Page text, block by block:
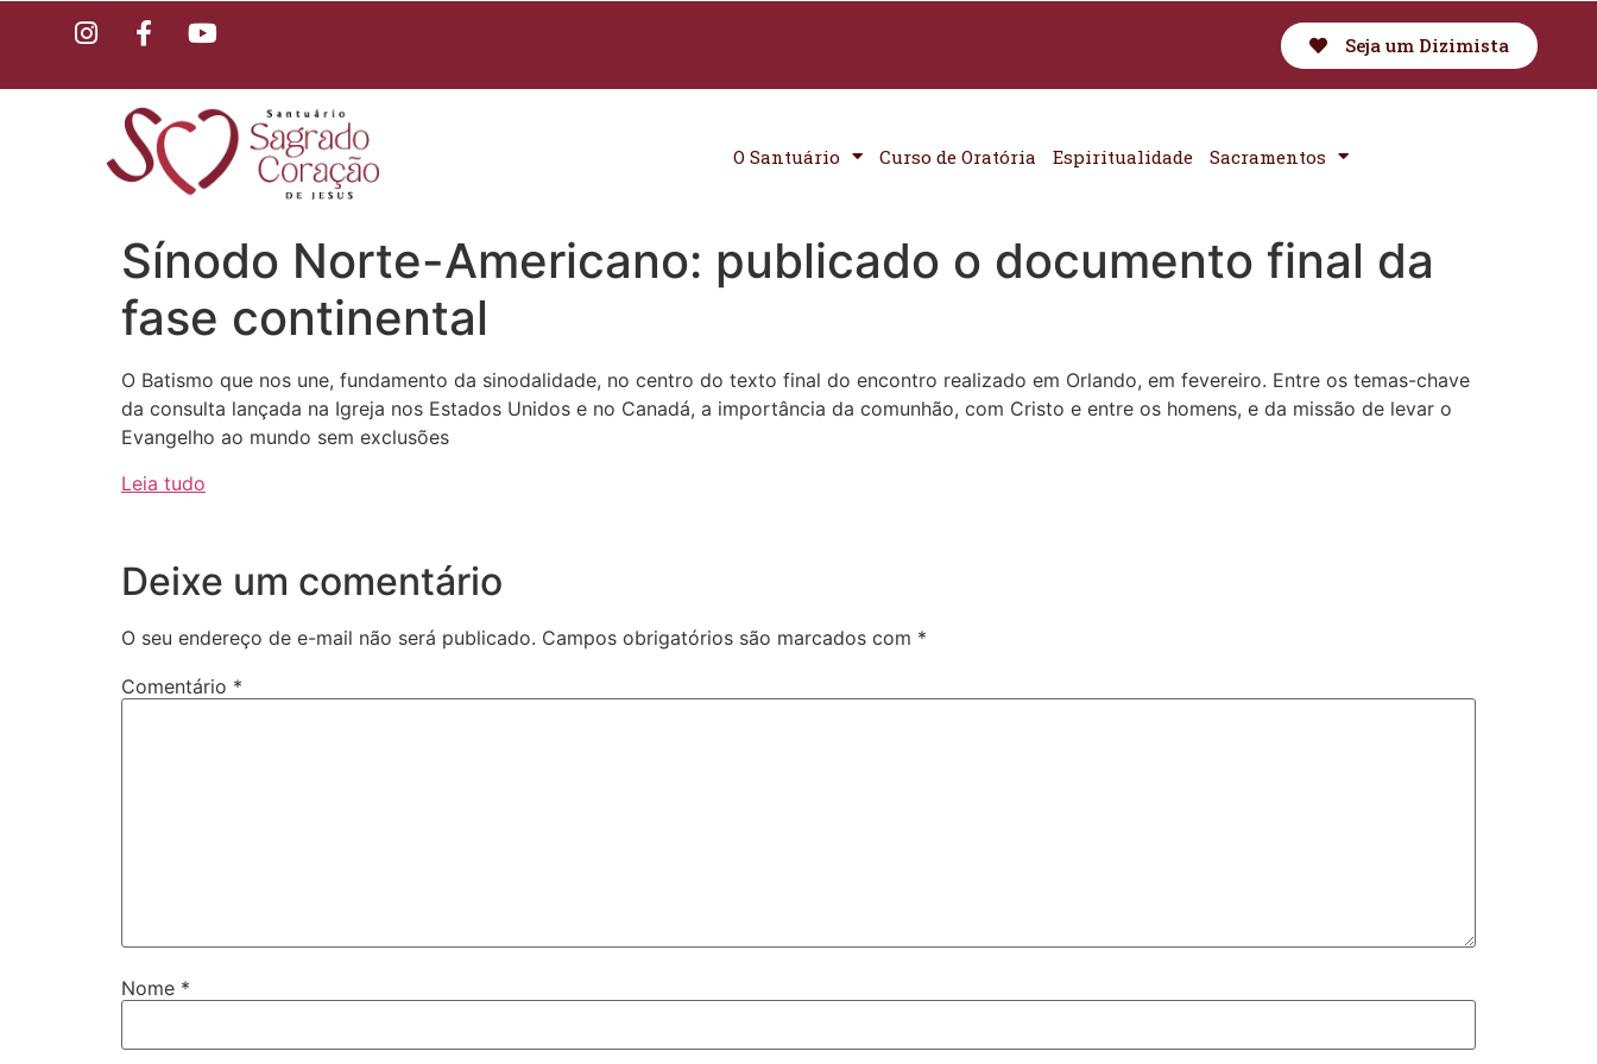
Seja um Dizimista
O Santuário Curso de Oratória Espiritualidade Sacramentos
Sínodo Norte-Americano: publicado o documento final da
fase continental
O Batismo que nos une, fundamento da sinodalidade, no centro do texto final do encontro realizado em Orlando, em fevereiro. Entre os temas-chave
da consulta lançada na Igreja nos Estados Unidos e no Canadá, a importância da comunhão, com Cristo e entre os homens, e da missão de levar o
Evangelho ao mundo sem exclusões
Leia tudo
Deixe um comentário
O seu endereço de e-mail não será publicado. Campos obrigatórios são marcados com *
Comentário *
Nome *